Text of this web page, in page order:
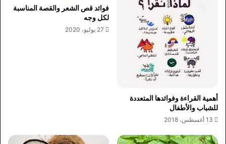
أهمية القراءة وفوائدها المتعددة
للشباب والأطفال
13 أغسطس، 2018
فوائد قص الشعر والقصة المناسبة
لكل وجه
27 يوليو، 2020